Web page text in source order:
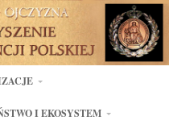
I EKOSYSTEM